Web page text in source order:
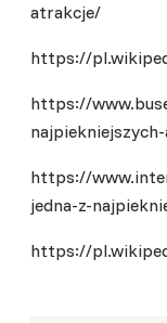
atrakcje/
https://
https://
https://
jedna-z-
https://